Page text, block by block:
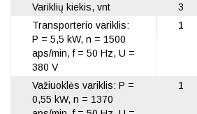
Variklių kiekis, vnt
Transporterio variklis:
Р = 5,5 kW, n = 1500
aps/min, f = 50 Hz, U =
380 V
Važiuoklės variklis: Р =
0,55 kW, n = 1370
3
1
1